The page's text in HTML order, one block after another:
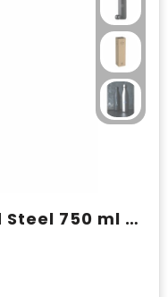
Topflask RCS Recycled Steel 750 ml drinkfles